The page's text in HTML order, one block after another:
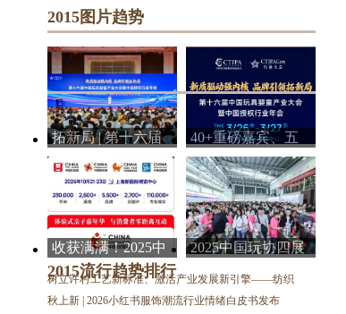
2015图片趋势
拓新局 | 第十六届
大会暨
40+重磅嘉宾、五
大平行论坛、
1000+企业高
收获满满！2025中
国玩协四展圆满闭
幕！明年
2025中国玩协四展
点带你沉
2015流行趋势排行
树立许村工艺新标准、激活产业发展新引擎——纺织
秋上新 | 2026小红书服饰潮流行业情绪白皮书发布